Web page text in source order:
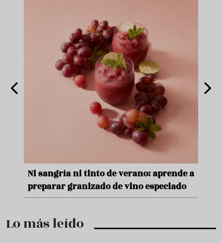
Aceitunas: el aperitivo estrella del
verano
Lo más leído